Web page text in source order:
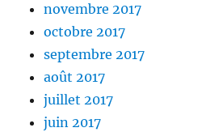
novembre 2017
octobre 2017
septembre 2017
août 2017
juillet 2017
juin 2017